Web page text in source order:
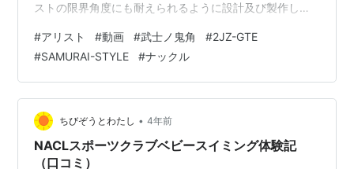
ストの限界角度にも耐えられるように設計及び製作して
こんちゃ!!僕の愛車であるアリストの紹介です。いい車
だ。 74-KT862-80 青島文化教材社 124 ジゴロ次五郎
No.4 一条希世斗 161 アリスト プラモデル AOSHIMA ノ
ーブランド品 Amaz…
#アリスト #動画 #武士ノ鬼角 #2JZ-GTE
#SAMURAI-STYLE #ナックル
ちびぞうとわたし • 4年前
NACLスポーツクラブベビースイミング体験記
（口コミ）